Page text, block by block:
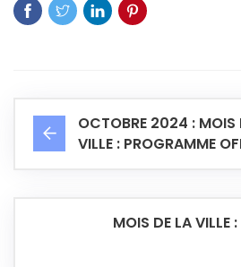
OCTOBRE 2024 : MOIS
VILLE : PROGRAMME
MOIS DE LA